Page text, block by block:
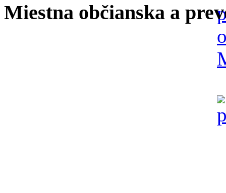
Miestna občianska a